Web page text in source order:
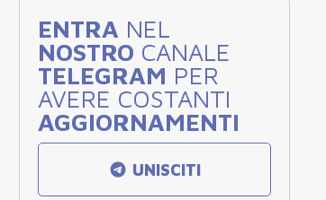
ENTRA NEL
NOSTRO CANALE
TELEGRAM PER
AVERE COSTANTI
AGGIORNAMENTI
UNISCITI